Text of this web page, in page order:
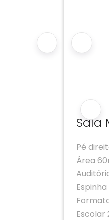
Sala
Pé
Área
Escolar